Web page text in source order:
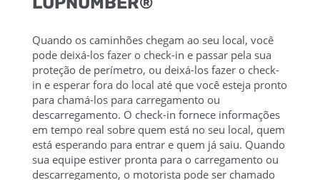
Quando os caminhões chegam ao seu local, você
pode deixá-los fazer o check-in e passar pela sua
proteção de perímetro, ou deixá-los fazer o check-
in e esperar fora do local até que você esteja pronto
para chamá-los para carregamento ou
descarregamento. O check-in fornece informações
em tempo real sobre quem está no seu local, quem
está esperando para entrar e quem já saiu. Quando
sua equipe estiver pronta para o carregamento ou
descarregamento, o motorista pode ser chamado